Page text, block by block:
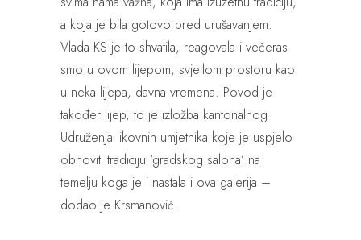
a koja je bila gotovo pred urušavanjem.
Vlada KS je to shvatila, reagovala i večeras
smo u ovom lijepom, svjetlom prostoru kao
u neka lijepa, davna vremena. Povod je
također lijep, to je izložba kantonalnog
Udruženja likovnih umjetnika koje je uspjelo
obnoviti tradiciju ‘gradskog salona’ na
temelju koga je i nastala i ova galerija –
dodao je Krsmanović.